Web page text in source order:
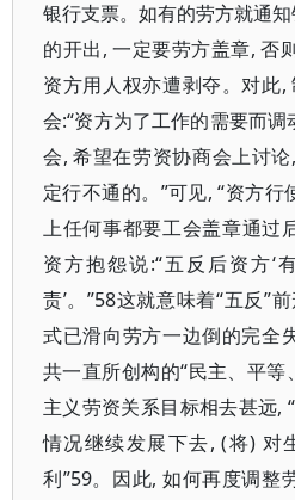
银行支票。如有的劳方就通
的开出, 一定要劳方盖章, 否
资方用人权亦遭剥夺。对此
会:“资方为了工作的需要而
会, 希望在劳资协商会上讨
定行不通的。”可见, “资方
上任何事都要工会盖章通过
资方抱怨说:“五反后资方‘
责’。”58这就意味着“五反”
式已滑向劳方一边倒的完全
共一直所创构的“民主、平等
主义劳资关系目标相去甚远,
情况继续发展下去, (将) 对
利”59。因此, 如何再度调整